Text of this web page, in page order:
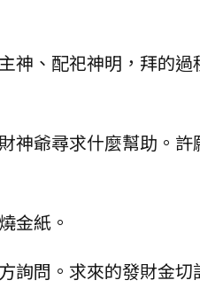
神、配祀神明，拜的
神爺尋求什麼幫助。
金紙。
詢問。求來的發財金